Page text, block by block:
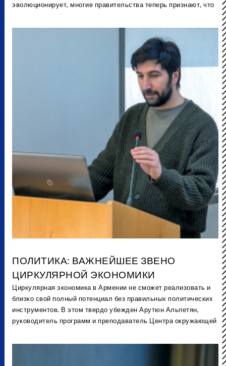
эволюционирует, многие правительства теперь признают, что
устойчивом развитии. Как армяне относятся к концепции
циркулярной экономики, учитывая наше советское прошлое, и
как проект CirculUP! ведёт страну к большей циркулярности?
ПОЛИТИКА: ВАЖНЕЙШЕЕ ЗВЕНО
ЦИРКУЛЯРНОЙ ЭКОНОМИКИ
Циркулярная экономика в Армении не сможет реализовать и
близко свой полный потенциал без правильных политических
инструментов. В этом твердо убежден Арутюн Альпетян,
руководитель программ и преподаватель Центра окружающей
(AUA) и член Армянской коалиции циркулярной экономики